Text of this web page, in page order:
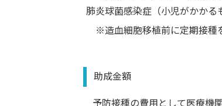
肺炎球菌感染症（小児がかか
※造血細胞移植前に定期接種
助成金額
予防接種の費用として医療機